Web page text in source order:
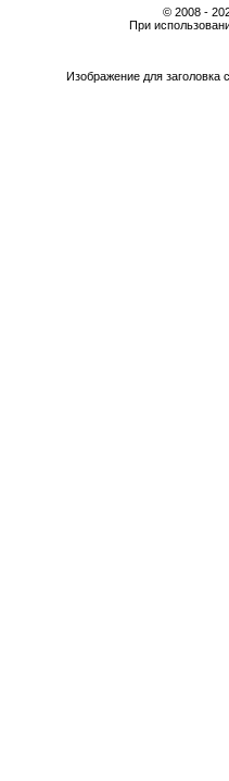
© 2008 -
При
Изображение для